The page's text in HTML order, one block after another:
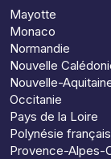
Mayotte
Monaco
Normandie
Nouvelle
Nouvelle-
Occitanie
Pays de la Loire
Polynésie
Provence-Alpes-